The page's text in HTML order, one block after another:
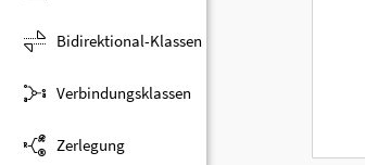
Bidirektional-Klassen
Verbindungsklassen
Zerlegung